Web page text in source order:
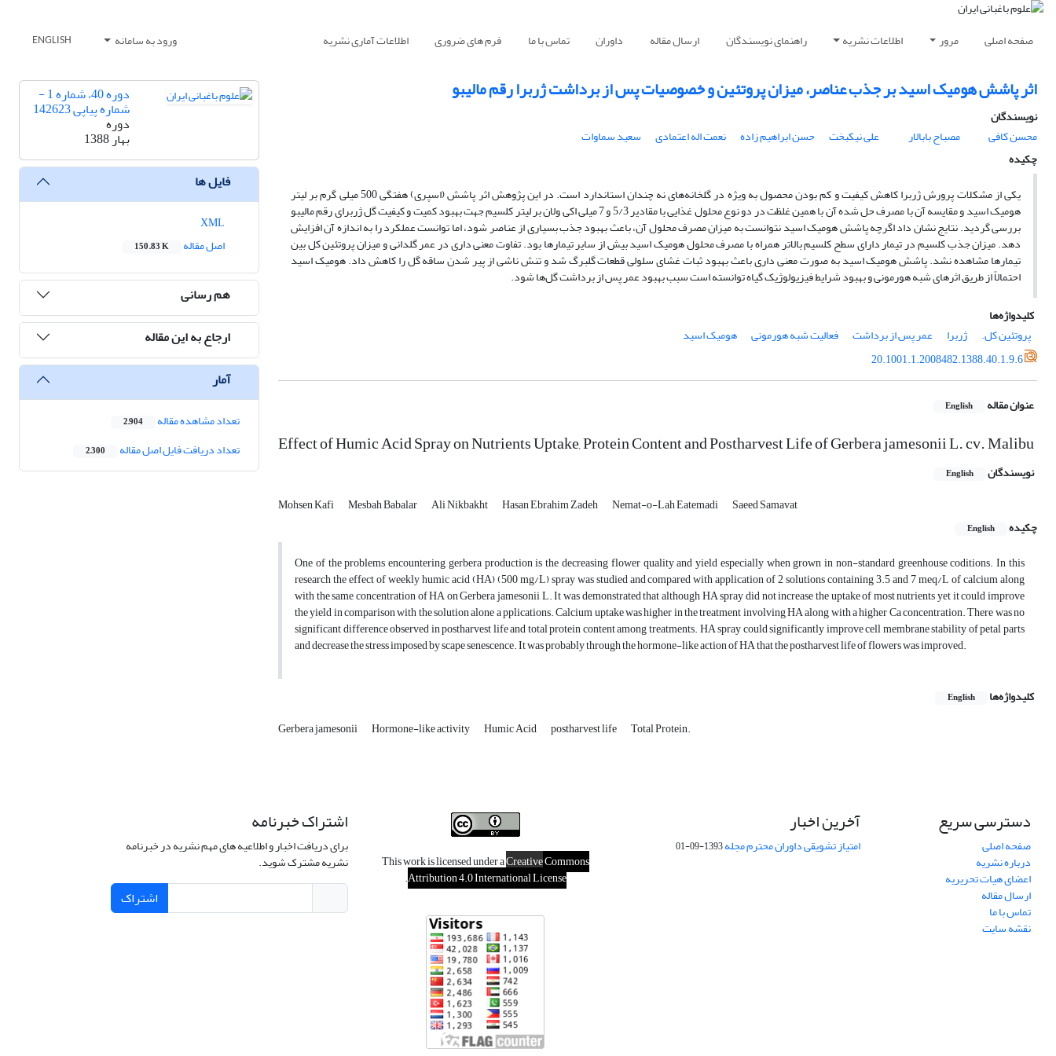
صفحه اصلی مرور اطلاعات نشریه راهنمای نویسندگان ارسال مقاله داوران تماس با ما فرم های ضروری اطلاعات آماری نشریه ورود به سامانه ENGLISH
اثر پاشش هومیک اسید بر جذب عناصر، میزان پروتئین و خصوصیات پس از برداشت ژربرا رقم مالیبو
نویسندگان
محسن کافی
مصباح بابالار علی نیکبخت حسن ابراهیم زاده نعمت اله اعتمادی
سعید سماوات
چکیده
یکی از مشکلات پرورش ژربرا کاهش کیفیت و کم بودن محصول به ویژه در گلخانه‌های نه چندان استاندارد است. در این پژوهش اثر پاشش (اسپری) هفتگی 500 میلی گرم بر لیتر
هومیک اسید و مقایسه آن با مصرف حل شده آن با همین غلظت در دو نوع محلول غذایی با مقادیر 5/3 و 7 میلی اکی ولان بر لیتر کلسیم جهت بهبود کمیت و کیفیت گل ژربرای رقم مالیبو
بررسی گردید. نتایج نشان داد اگرچه پاشش هومیک اسید نتوانست به میزان مصرف محلول آن، باعث بهبود جذب بسیاری از عناصر شود، اما توانست عملکرد را به اندازه آن افزایش
دهد. میزان جذب کلسیم در تیمار دارای سطح کلسیم بالاتر همراه با مصرف محلول هومیک اسید بیش از سایر تیمارها بود. تفاوت معنی داری در عمر گلدانی و میزان پروتئین کل بین
تیمارها مشاهده نشد. پاشش هومیک اسید به صورت معنی داری باعث بهبود ثبات غشای سلولی قطعات گلبرگ شد و تنش ناشی از پیر شدن ساقه گل را کاهش داد. هومیک اسید
احتمالاً از طریق اثرهای شبه هورمونی و بهبود شرایط فیزیولوژیک گیاه توانسته است سبب بهبود عمر پس از برداشت گل‌ها شود.
کلیدواژه‌ها
پروتئین کل.
ژربرا عمر پس از برداشت فعالیت شبه هورمونی
هومیک اسید
20.1001.1.2008482.1388.40.1.9.6
عنوان مقاله English
Effect of Humic Acid Spray on Nutrients Uptake, Protein Content and Postharvest Life of Gerbera jamesonii L. cv. Malibu
نویسندگان English
Mohsen Kafi Mesbah Babalar Ali Nikbakht Hasan Ebrahim Zadeh Nemat-o-Lah Eatemadi
Saeed Samavat
چکیده
English
One of the problems encountering gerbera production is the decreasing flower quality and yield especially when grown in non-standard greenhouse coditions. In this
research the effect of weekly humic acid (HA) (500 mg/L) spray was studied and compared with application of 2 solutions containing 3.5 and 7 meq/L of calcium along
with the same concentration of HA on Gerbera jamesonii L. It was demonstrated that although HA spray did not increase the uptake of most nutrients yet it could improve
the yield in comparison with the solution alone a pplications. Calcium uptake was higher in the treatment involving HA along with a higher Ca concentration. There was no
significant difference observed in postharvest life and total protein content among treatments. HA spray could significantly improve cell membrane stability of petal parts
and decrease the stress imposed by scape senescence. It was probably through the hormone-like action of HA that the postharvest life of flowers was improved.
کلیدواژه‌ها English
Gerbera jamesonii Hormone-like activity Humic Acid postharvest life Total Protein.
دوره 40، شماره 1 -
شماره پیاپی 142623
دوره
بهار 1388
فایل ها
اصل مقاله
150.83 K
هم رسانی
ارجاع به این مقاله
آمار
تعداد مشاهده مقاله 2,904
تعداد دریافت فایل اصل مقاله 2,300
دسترسی سریع
صفحه اصلی
درباره نشریه
اعضای هیات تحریریه
ارسال مقاله
تماس با ما
نقشه سایت
آخرین اخبار
امتیاز تشویقی داوران محترم مجله1393-09-01
This work is licensed under aCreativeCommons
Attribution 4.0 International License
.
اشتراک خبرنامه
برای دریافت اخبار و اطلاعیه های مهم نشریه در خبرنامه
نشریه مشترک شوید.
اشتراک